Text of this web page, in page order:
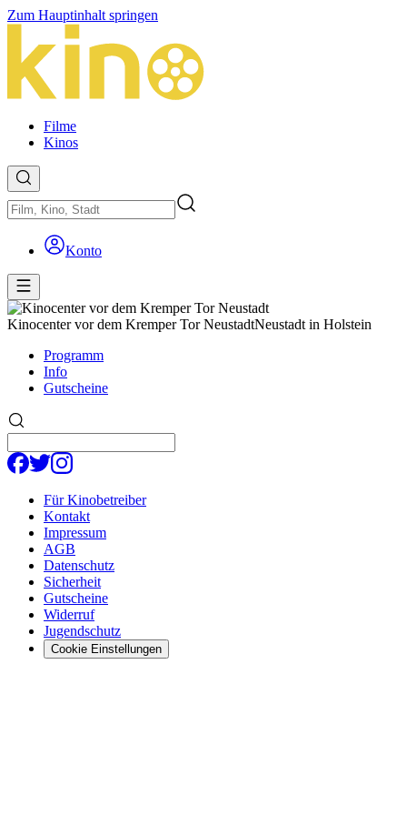
Zum Hauptinhalt springen
Filme
Kinos
Konto
Kinocenter vor dem Kremper Tor NeustadtNeustadt in Holstein
Programm
Info
Gutscheine
Für Kinobetreiber
Kontakt
Impressum
AGB
Datenschutz
Sicherheit
Gutscheine
Widerruf
Jugendschutz
Cookie Einstellungen